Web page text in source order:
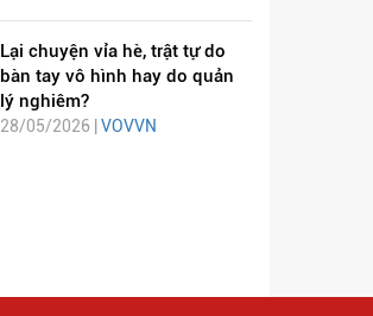
Lại chuyện vỉa hè, trật tự do
bàn tay vô hình hay do quản
lý nghiêm?
28/05/2026 |VOVVN